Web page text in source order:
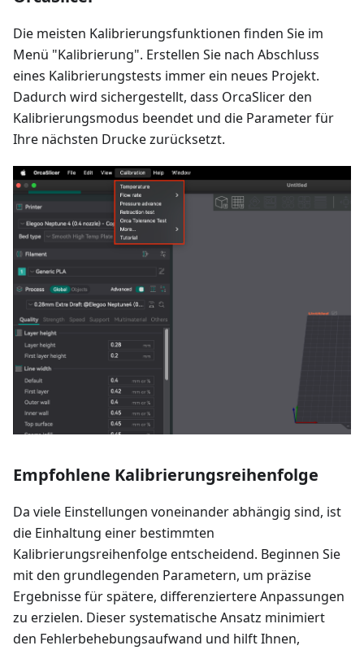
Die meisten Kalibrierungsfunktionen finden Sie im
Menü "Kalibrierung". Erstellen Sie nach Abschluss
eines Kalibrierungstests immer ein neues Projekt.
Dadurch wird sichergestellt, dass OrcaSlicer den
Kalibrierungsmodus beendet und die Parameter für
Ihre nächsten Drucke zurücksetzt.
Empfohlene Kalibrierungsreihenfolge
Da viele Einstellungen voneinander abhängig sind, ist
die Einhaltung einer bestimmten
Kalibrierungsreihenfolge entscheidend. Beginnen Sie
mit den grundlegenden Parametern, um präzise
Ergebnisse für spätere, differenziertere Anpassungen
zu erzielen. Dieser systematische Ansatz minimiert
den Fehlerbehebungsaufwand und hilft Ihnen,